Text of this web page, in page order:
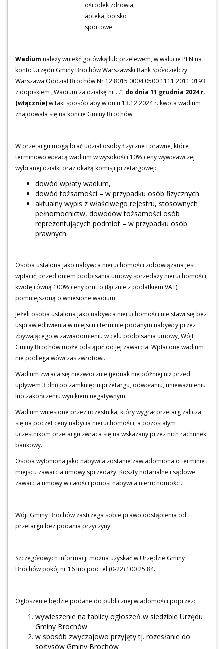
ośrodek zdrowia,
apteka, boisko
sportowe.
Wadium należy wnieść gotówką lub przelewem, w walucie PLN na
konto Urzędu Gminy Brochów Warszawski Bank Spółdzielczy
Warszawa Oddział Brochów Nr 12 8015 0004 0500 1111 2011 0193
z dopiskiem „Wadium za działkę nr …”, do dnia 11 grudnia 2024 r.
(włącznie)w taki sposób aby w dniu 13.12.2024 r. kwota wadium
znajdowała się na koncie Gminy Brochów
W przetargu mogą brać udział osoby fizyczne i prawne, które
terminowo wpłacą wadium w wysokości 10% ceny wywoławczej
wybranej działki oraz okażą komisji przetargowej:
dowód wpłaty wadium,
dowód tożsamości – w przypadku osób fizycznych
aktualny wypis z właściwego rejestru, stosownych
pełnomocnictw, dowodów tożsamości osób
reprezentujących podmiot – w przypadku osób
prawnych.
Osoba ustalona jako nabywca nieruchomości zobowiązana jest
wpłacić, przed dniem podpisania umowy sprzedaży nieruchomości,
kwotę równą 100% ceny brutto (łącznie z podatkiem VAT),
pomniejszoną o wniesione wadium.
Jeżeli osoba ustalona jako nabywca nieruchomości nie stawi się bez
usprawiedliwienia w miejscu i terminie podanym nabywcy przez
zbywającego w zawiadomieniu w celu podpisania umowy, Wójt
Gminy Brochów może odstąpić od jej zawarcia. Wpłacone wadium
nie podlega wówczas zwrotowi.
Wadium zwraca się niezwłocznie (jednak nie później niż przed
upływem 3 dni) po zamknięciu przetargu, odwołaniu, unieważnieniu
lub zakończeniu wynikiem negatywnym.
Wadium wniesione przez uczestnika, który wygrał przetarg zalicza
się na poczet ceny nabycia nieruchomości, a pozostałym
uczestnikom przetargu zwraca się na wskazany przez nich rachunek
bankowy.
Osoba wyłoniona jako nabywca zostanie zawiadomiona o terminie i
miejscu zawarcia umowy sprzedaży. Koszty notarialne i sądowe
zawarcia umowy w całości ponosi nabywca nieruchomości.
Wójt Gminy Brochów zastrzega sobie prawo odstąpienia od
przetargu bez podania przyczyny.
Szczegółowych informacji można uzyskać w Urzędzie Gminy
Brochów pokój nr 16 lub pod tel.(0-22) 100 25 84.
Ogłoszenie będzie podane do publicznej wiadomości poprzez:
wywieszenie na tablicy ogłoszeń w siedzibie Urzędu
Gminy Brochów
w sposób zwyczajowo przyjęty tj. rozesłanie do
sołtysów Gminy Brochów